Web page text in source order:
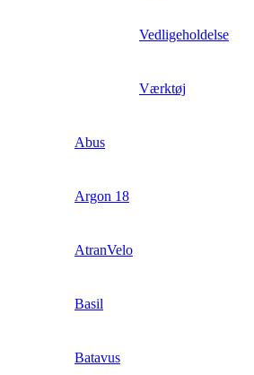
Vedligeholdelse
Værktøj
Abus
Argon 18
AtranVelo
Basil
Batavus